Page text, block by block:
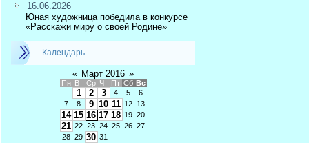
16.06.2026
Юная художница победила в конкурсе
«Расскажи миру о своей Родине»
Календарь
« Март 2016 »
Пн Вт Ср Чт Пт Сб Вс
1 2 3 4 5
6
7
8 9 10 11 12 13
14 15 16 17 18 19 20
21 22 23 24 25 26 27
28 29 30 31